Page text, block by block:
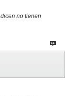
no tienen